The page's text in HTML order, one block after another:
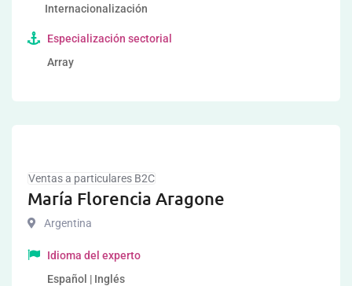
Internacionalización
Especialización sectorial
Array
Ventas a particulares B2C
María Florencia Aragone
Argentina
Idioma del experto
Español | Inglés